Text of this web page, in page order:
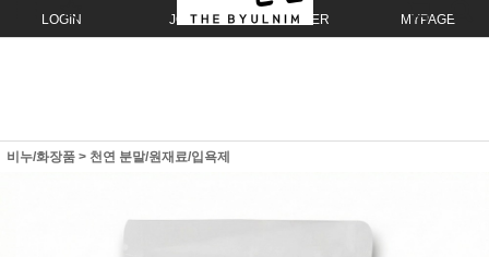
LOGIN JOIN ORDER MYPAGE
비누/화장품 > 천연 분말/원재료/입욕제